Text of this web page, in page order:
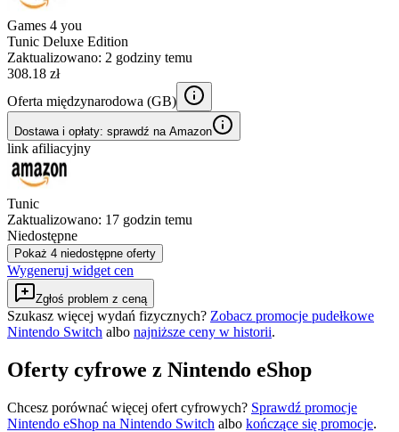
Games 4 you
Tunic Deluxe Edition
Zaktualizowano: 2 godziny temu
308.18 zł
Oferta międzynarodowa (GB)
Dostawa i opłaty: sprawdź na Amazon
link afiliacyjny
Tunic
Zaktualizowano: 17 godzin temu
Niedostępne
Pokaż 4 niedostępne oferty
Wygeneruj widget cen
Zgłoś problem z ceną
Szukasz więcej wydań fizycznych? Zobacz promocje pudełkowe
Nintendo Switch albo najniższe ceny w historii.
Oferty cyfrowe z Nintendo eShop
Chcesz porównać więcej ofert cyfrowych? Sprawdź promocje
Nintendo eShop na Nintendo Switch albo kończące się promocje.